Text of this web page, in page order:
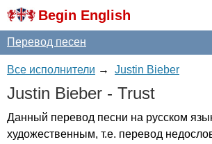
Begin English
Перевод песен
Все исполнители → Justin Bieber
Justin Bieber - Trust
Данный перевод песни на русском
художественным, т.е. перевод